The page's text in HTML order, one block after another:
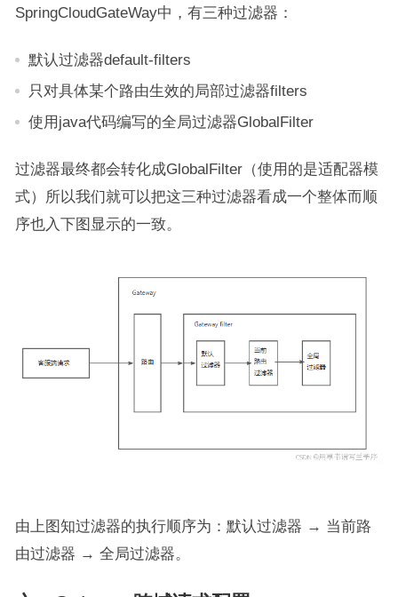
SpringCloudGateWay中，有三种过滤器：
默认过滤器default-filters
只对具体某个路由生效的局部过滤器filters
使用java代码编写的全局过滤器GlobalFilter
过滤器最终都会转化成GlobalFilter（使用的是适配器模
式）所以我们就可以把这三种过滤器看成一个整体而顺
序也入下图显示的一致。
由上图知过滤器的执行顺序为：默认过滤器 → 当前路
由过滤器 → 全局过滤器。